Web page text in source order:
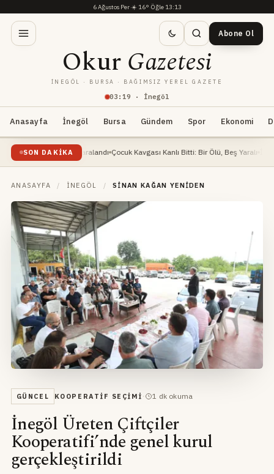
6 Ağustos Per·☀️ 16°·Öğle 13:13
03 : 19 · İnegöl
OkurGazetesi
İNEGÖL · BURSA · BAĞIMSIZ YEREL GAZETE
Abone Ol
Anasayfa İnegöl Bursa Gündem Spor Ekonomi
SON DAKIKA
ağır yaralandı Çocuk Kavgası Kanlı Bitti: Bir Ölü, Beş Yaralı İnegöl Millet
ANASAYFA / İNEGÖL / SINAN KAĞAN YENIDEN
GÜNCEL KOOPERATIF SEÇIMI · 1 dk okuma
İnegöl Üreten Çiftçiler
Kooperatifi’nde genel kurul
gerçekleştirildi